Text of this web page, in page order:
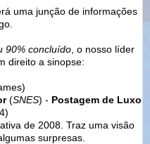
uma junção de informações
90% concluído , o nosso líder
direito a sinopse:
(SNES) - Postagem de Luxo
de 2008. Traz uma visão
surpresas.